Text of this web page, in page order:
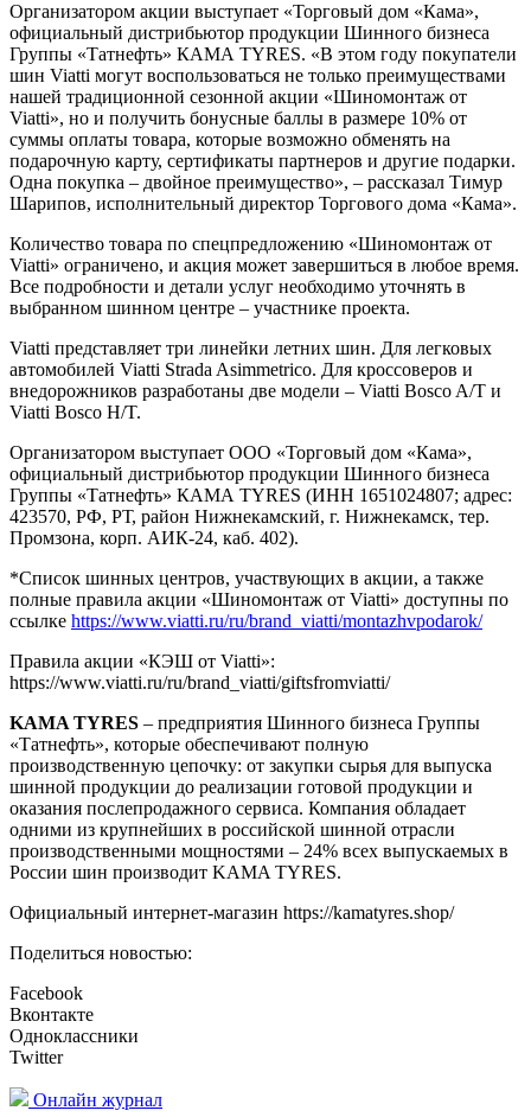
Организатором акции выступает «Торговый дом «Кама»,
официальный дистрибьютор продукции Шинного бизнеса
Группы «Татнефть» КАМА TYRES. «В этом году покупатели
шин Viatti могут воспользоваться не только преимуществами
нашей традиционной сезонной акции «Шиномонтаж от
Viatti», но и получить бонусные баллы в размере 10% от
суммы оплаты товара, которые возможно обменять на
подарочную карту, сертификаты партнеров и другие подарки.
Одна покупка – двойное преимущество», – рассказал Тимур
Шарипов, исполнительный директор Торгового дома «Кама».
Количество товара по спецпредложению «Шиномонтаж от
Viatti» ограничено, и акция может завершиться в любое время.
Все подробности и детали услуг необходимо уточнять в
выбранном шинном центре – участнике проекта.
Viatti представляет три линейки летних шин. Для легковых
автомобилей Viatti Strada Asimmetrico. Для кроссоверов и
внедорожников разработаны две модели – Viatti Bosco A/T и
Viatti Bosco H/T.
Организатором выступает ООО «Торговый дом «Кама»,
официальный дистрибьютор продукции Шинного бизнеса
Группы «Татнефть» КАМА TYRES (ИНН 1651024807; адрес:
423570, РФ, РТ, район Нижнекамский, г. Нижнекамск, тер.
Промзона, корп. АИК-24, каб. 402).
*Список шинных центров, участвующих в акции, а также
полные правила акции «Шиномонтаж от Viatti» доступны по
ссылке https://www.viatti.ru/ru/brand_viatti/montazhvpodarok/
Правила акции «КЭШ от Viatti»:
https://www.viatti.ru/ru/brand_viatti/giftsfromviatti/
KAMA TYRES – предприятия Шинного бизнеса Группы
«Татнефть», которые обеспечивают полную
производственную цепочку: от закупки сырья для выпуска
шинной продукции до реализации готовой продукции и
оказания послепродажного сервиса. Компания обладает
одними из крупнейших в российской шинной отрасли
производственными мощностями – 24% всех выпускаемых в
России шин производит KAMA TYRES.
Официальный интернет-магазин https://kamatyres.shop/
Поделиться новостью:
Facebook
Вконтакте
Одноклассники
Twitter
Онлайн журнал